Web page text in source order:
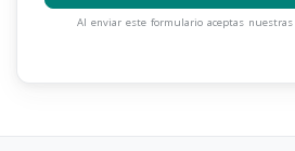
Al enviar este formulario aceptas nuestras